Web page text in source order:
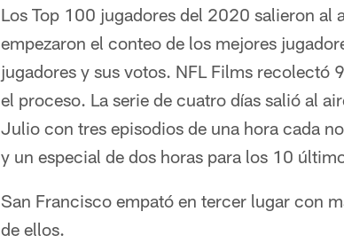
Los Top 100 jugadores del 2020 salieron
empezaron el conteo de los mejores
jugadores y sus votos. NFL Films recolectó
el proceso. La serie de cuatro días salió al
Julio con tres episodios de una hora cada
y un especial de dos horas para los 10
San Francisco empató en tercer lugar con
de ellos.